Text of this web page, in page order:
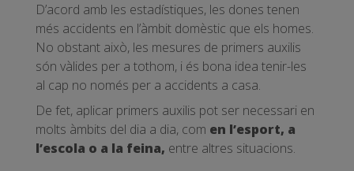
D’acord amb les estadístiques, les dones tenen
més accidents en l’àmbit domèstic que els homes.
No obstant això, les mesures de primers auxilis
són vàlides per a tothom, i és bona idea tenir-les
al cap no només per a accidents a casa.
De fet, aplicar primers auxilis pot ser necessari en
molts àmbits del dia a dia, com en l’esport, a
l’escola o a la feina, entre altres situacions.